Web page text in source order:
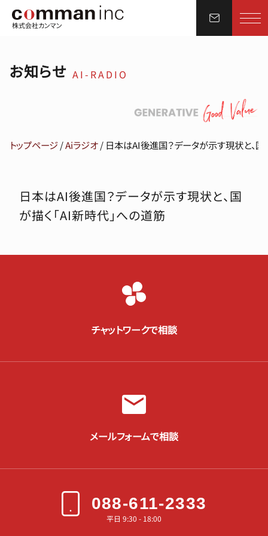
株式会社カンマン
お知らせ AI-RADIO
トップページ/Aiラジオ/ 日本はAI後進国？データが示す現状と、国
日本はAI後進国？データが示す現状と、国
が描く「AI新時代」への道筋
チャットワークで相談
メールフォームで相談
088-611-2333
平日 9:30 - 18:00